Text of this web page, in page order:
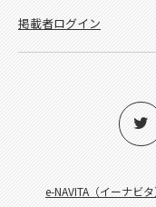
e-NAVITA（イーナビ
掲載者ログイン